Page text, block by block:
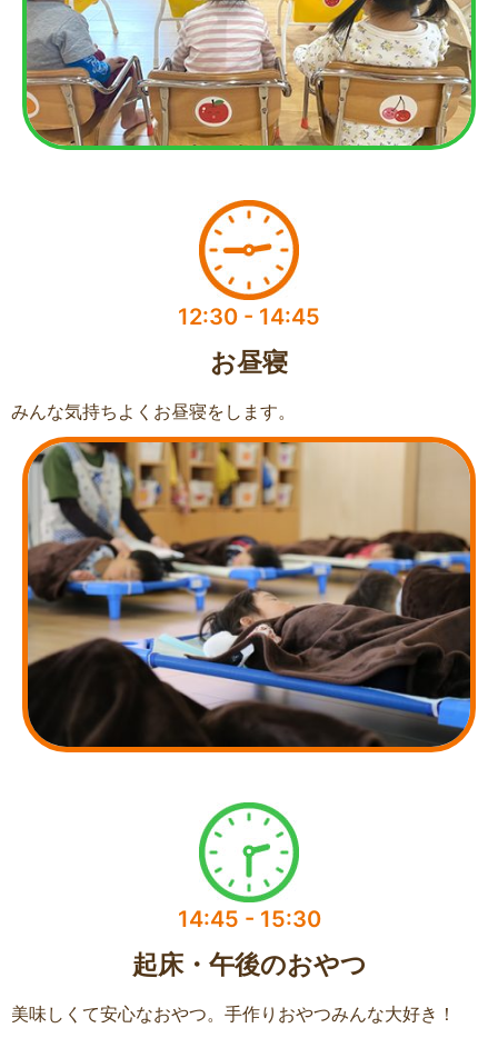
12:30 - 14:45​
お昼寝​
みんな気持ちよくお昼寝をします。
14:45 - 15:30
起床・午後のおやつ​
美味しくて安心なおやつ。手作りおやつみんな大好き！